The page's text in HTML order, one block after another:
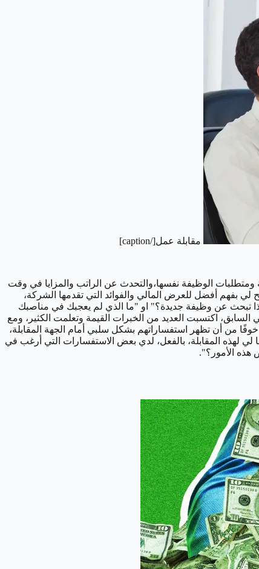
مقابلة عمل[/caption]
ومتطلبات الوظيفة نفسها،والتحدث عن الراتب والمزايا في وقت
بفهم أفضل للعرض المالي والفوائد التي تقدمها الشركة،
تبحث عن وظيفة جديدة؟" او "ما الذي لم يعجبك في مناصبك
اكتسبت العديد من الخبرات القيمة وتعلمت الكثير، ومع
من أن تظهر استفساراتهم بشكل سلبي أمام الجهة المقابلة،
لي لهذه المقابلة، بالفعل، لدي بعض الاستفسارات التي أرغب في
هذه الأمور؟".